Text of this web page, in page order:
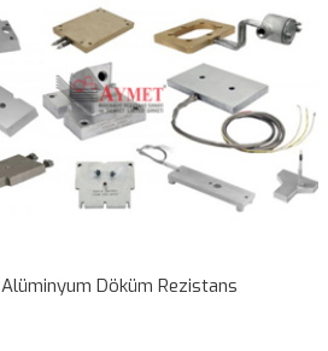
Alüminyum Döküm Rezistans